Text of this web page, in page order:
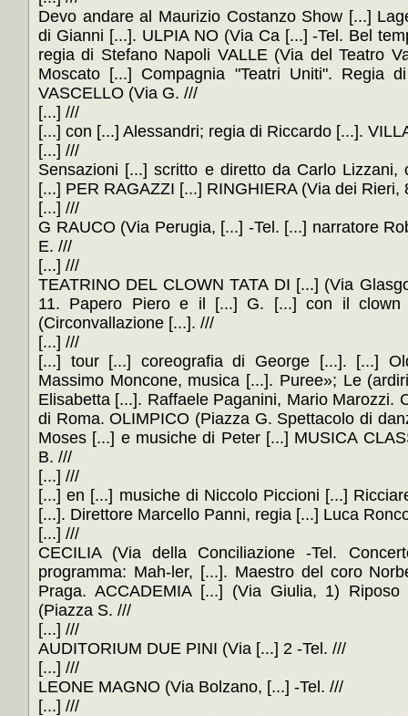
Devo andare al Maurizio Costanzo Show [...]
di Gianni [...]. ULPIA NO (Via Ca [...] -Tel. Bel
regia di Stefano Napoli VALLE (Via del Teatro
Moscato [...] Compagnia "Teatri Uniti". Regia
VASCELLO (Via G. ///
[...] ///
[...] con [...] Alessandri; regia di Riccardo [...].
[...] ///
Sensazioni [...] scritto e diretto da Carlo Lizzani,
[...] PER RAGAZZI [...] RINGHIERA (Via dei Rieri,
[...] ///
G RAUCO (Via Perugia, [...] -Tel. [...] narratore
E. ///
[...] ///
TEATRINO DEL CLOWN TATA DI [...] (Via
11. Papero Piero e il [...] G. [...] con il clown
(Circonvallazione [...]. ///
[...] ///
[...] tour [...] coreografia di George [...]. [...]
Massimo Moncone, musica [...]. Puree»; Le
Elisabetta [...]. Raffaele Paganini, Mario Marozzi.
di Roma. OLIMPICO (Piazza G. Spettacolo di
Moses [...] e musiche di Peter [...] MUSICA
B. ///
[...] ///
[...] en [...] musiche di Niccolo Piccioni [...]
[...]. Direttore Marcello Panni, regia [...] Luca
[...] ///
CECILIA (Via della Conciliazione -Tel.
programma: Mah-ler, [...]. Maestro del coro
Praga. ACCADEMIA [...] (Via Giulia, 1) Riposo
(Piazza S. ///
[...] ///
AUDITORIUM DUE PINI (Via [...] 2 -Tel. ///
[...] ///
LEONE MAGNO (Via Bolzano, [...] -Tel. ///
[...] ///